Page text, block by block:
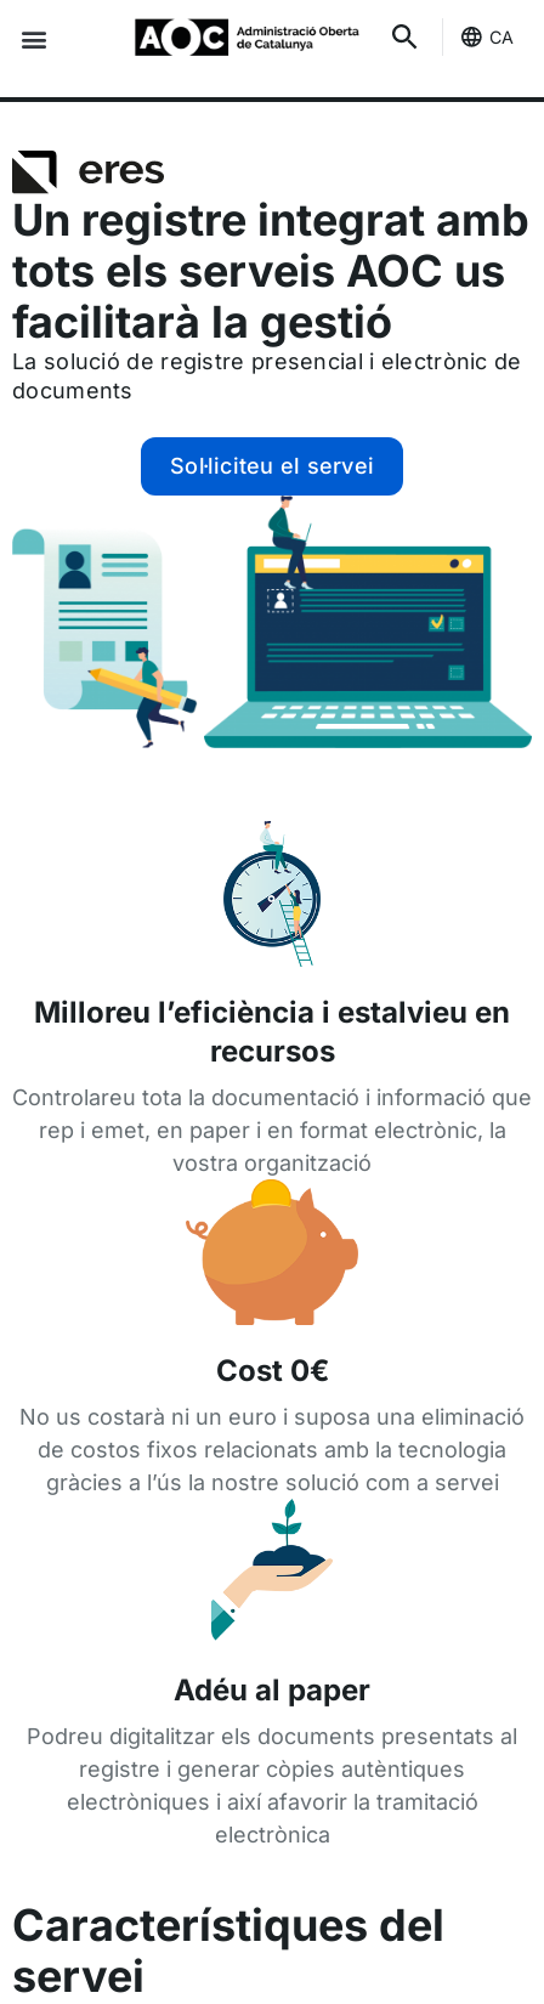
CA
Un registre integrat amb
tots els serveis AOC us
facilitarà la gestió
La solució de registre presencial i electrònic de
documents
Sol·liciteu el servei
Milloreu l’eficiència i estalvieu en
recursos
Controlareu tota la documentació i informació que
rep i emet, en paper i en format electrònic, la
vostra organització
Cost 0€
No us costarà ni un euro i suposa una eliminació
de costos fixos relacionats amb la tecnologia
gràcies a l’ús la nostre solució com a servei
Adéu al paper
Podreu digitalitzar els documents presentats al
registre i generar còpies autèntiques
electròniques i així afavorir la tramitació
electrònica
Característiques del
servei